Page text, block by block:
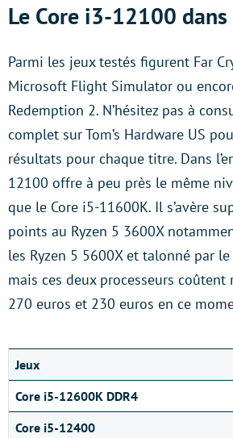
Le Core i3-12100
Parmi les jeux testés figurent Far
Microsoft Flight Simulator ou
Redemption 2. N’hésitez pas à
complet sur Tom’s Hardware US
résultats pour chaque titre. Dans
12100 offre à peu près le même
que le Core i5-11600K. Il s’avère
points au Ryzen 5 3600X
les Ryzen 5 5600X et talonné par le
mais ces deux processeurs coûtent
270 euros et 230 euros en ce
Jeux
Core i5-12600K DDR4
Core i5-12400